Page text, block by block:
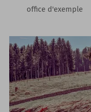
office d'exemple